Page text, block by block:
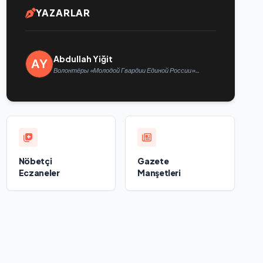
YAZARLAR
Abdullah Yiğit
Волонтёры «Молодой Гвардии Единой России»
Nöbetçi
Eczaneler
Gazete
Manşetleri